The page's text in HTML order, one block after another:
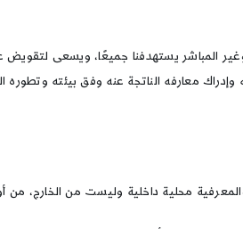
المباشر يستهدفنا جميعًا، ويسعى لتقويض
وإدراك معارفه الناتجة عنه وفق بيئته
محلية داخلية وليست من الخارج،